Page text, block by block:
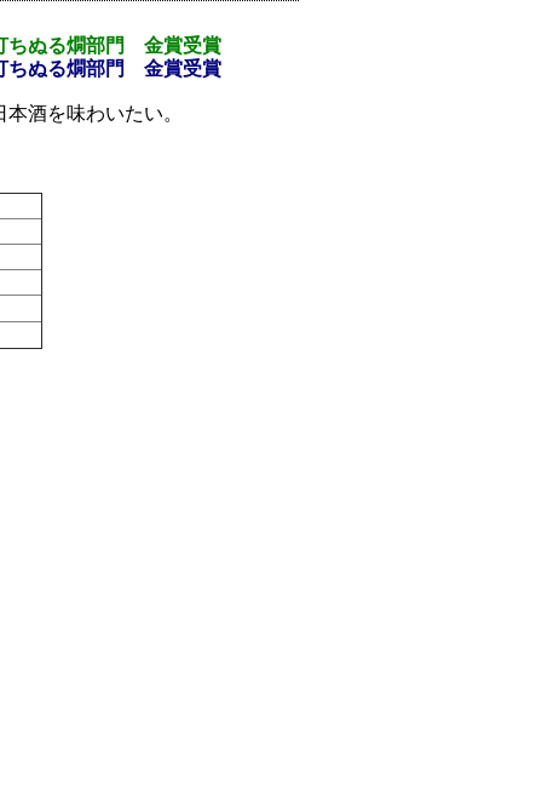
ちぬる燗部門 金賞受賞
ちぬる燗部門 金賞受賞
酒を味わいたい。